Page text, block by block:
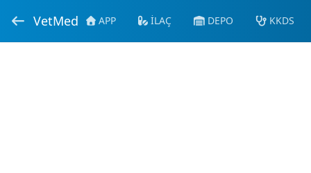
VetMed APP İLAÇ DEPO KKDS